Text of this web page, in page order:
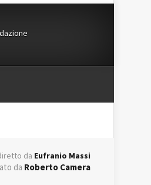
da Eufranio Massi
da Roberto Camera